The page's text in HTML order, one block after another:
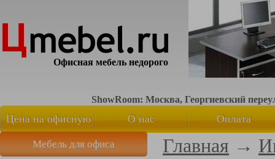
Офисная мебель недорого
ShowRoom: Москва, Георгиевский
Цена на офисную
мебель
О нас Оплата
Мебель для офиса Главная →